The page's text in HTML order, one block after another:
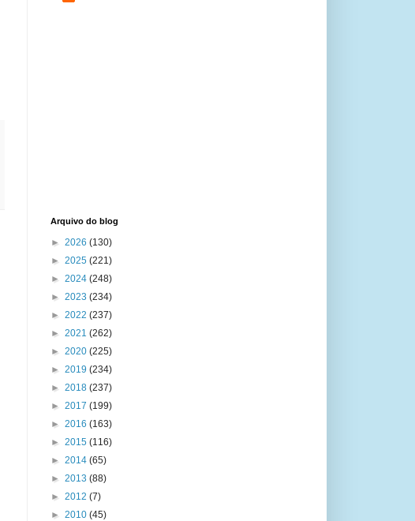
Arquivo do blog
► 2026 (130)
► 2025 (221)
► 2024 (248)
► 2023 (234)
► 2022 (237)
► 2021 (262)
► 2020 (225)
► 2019 (234)
► 2018 (237)
► 2017 (199)
► 2016 (163)
► 2015 (116)
► 2014 (65)
► 2013 (88)
► 2012 (7)
► 2010 (45)